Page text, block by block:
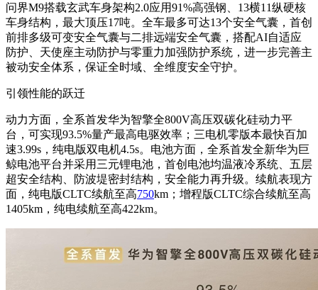
问界M9搭载玄武车身架构2.0应用91%高强钢、13横11纵硬核
车身结构，最大顶压17吨。全车最多可达13个安全气囊，首创
前排多级可变安全气囊与二排远端安全气囊，搭配AI自适应
防护、天使座主动防护与零重力加强防护系统，进一步完善主
被动安全体系，保证全时域、全维度安全守护。
引领性能的跃迁
动力方面，全系首发华为智擎全800V高压双碳化硅动力平
台，可实现93.5%量产最高电驱效率；三电机零版本最快百加
速3.99s，纯电版双电机4.5s。电池方面，全系首发全新华为巨
鲸电池平台并采用三元锂电池，首创电池均温液冷系统、五层
超安全结构、防波堤密封结构，安全能力再升级。续航表现方
面，纯电版CLTC续航至高750km；增程版CLTC综合续航至高
1405km，纯电续航至高422km。